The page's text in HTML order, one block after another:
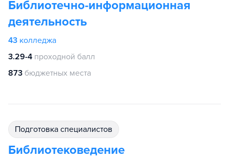
Библиотечно-информационная
деятельность
43 колледжа
3.29-4 проходной балл
873 бюджетных места
подготовка специалистов
Библиотековедение